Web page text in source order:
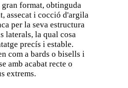
gran format, obtinguda
assecat i cocció d'argila
per la seva estructura
laterals, la qual cosa
precís i estable.
com a bards o bisells i
amb acabat recte o
extrems.